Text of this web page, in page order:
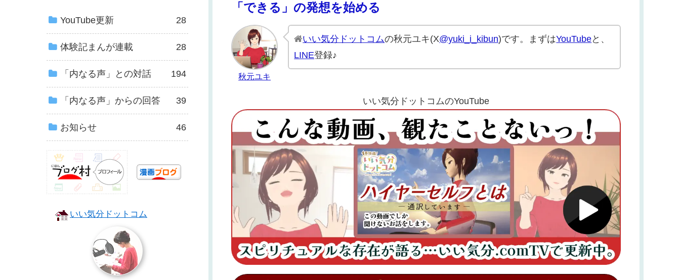
「できる」の発想を始める
秋元ユキ
いい気分ドットコムの秋元ユキ(X@yuki_i_kibun)です。まずはYouTubeと、
LINE登録♪
いい気分ドットコムのYouTube
YouTube更新 28
体験記まんが連載 28
「内なる声」との対話 194
「内なる声」からの回答 39
お知らせ 46